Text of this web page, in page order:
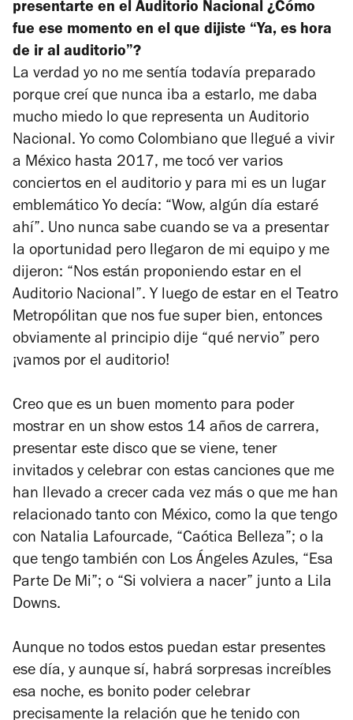
presentarte en el Auditorio Nacional ¿Cómo
fue ese momento en el que dijiste “Ya, es hora
de ir al auditorio”?
La verdad yo no me sentía todavía preparado
porque creí que nunca iba a estarlo, me daba
mucho miedo lo que representa un Auditorio
Nacional. Yo como Colombiano que llegué a vivir
a México hasta 2017, me tocó ver varios
conciertos en el auditorio y para mi es un lugar
emblemático Yo decía: “Wow, algún día estaré
ahí”. Uno nunca sabe cuando se va a presentar
la oportunidad pero llegaron de mi equipo y me
dijeron: “Nos están proponiendo estar en el
Auditorio Nacional”. Y luego de estar en el Teatro
Metropólitan que nos fue super bien, entonces
obviamente al principio dije “qué nervio” pero
¡vamos por el auditorio!
Creo que es un buen momento para poder
mostrar en un show estos 14 años de carrera,
presentar este disco que se viene, tener
invitados y celebrar con estas canciones que me
han llevado a crecer cada vez más o que me han
relacionado tanto con México, como la que tengo
con Natalia Lafourcade, “Caótica Belleza”; o la
que tengo también con Los Ángeles Azules, “Esa
Parte De Mi”; o “Si volviera a nacer” junto a Lila
Downs.
Aunque no todos estos puedan estar presentes
ese día, y aunque sí, habrá sorpresas increíbles
esa noche, es bonito poder celebrar
precisamente la relación que he tenido con